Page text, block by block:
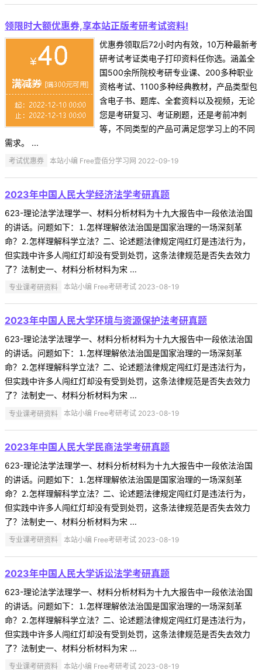
领限时大额优惠券,享本站正版考研考试资料!
优惠券领取后72小时内有效，10万种最新考
研考试考证类电子打印资料任你选。涵盖全
国500余所院校考研专业课、200多种职业
资格考试、1100多种经典教材，产品类型包
含电子书、题库、全套资料以及视频，无论
您是考研复习、考证刷题，还是考前冲刺
等，不同类型的产品可满足您学习上的不同
需求。 ...
考试优惠券 本站小编 Free壹佰分学习网 2022-09-19
2023年中国人民大学经济法学考研真题
623-理论法学法理学一、材料分析材料为十九大报告中一段依法治国
的讲话。问题如下：⒈怎样理解依法治国是国家治理的一场深刻革
命？⒉怎样理解科学立法？二、论述题法律规定闯红灯是违法行为，
但实践中许多人闯红灯却没有受到处罚，这条法律规范是否失去效力
了？法制史一、材料分析材料为宋 ...
专业课考研资料 本站小编 Free考研考试 2023-08-19
2023年中国人民大学环境与资源保护法考研真题
623-理论法学法理学一、材料分析材料为十九大报告中一段依法治国
的讲话。问题如下：⒈怎样理解依法治国是国家治理的一场深刻革
命？⒉怎样理解科学立法？二、论述题法律规定闯红灯是违法行为，
但实践中许多人闯红灯却没有受到处罚，这条法律规范是否失去效力
了？法制史一、材料分析材料为宋 ...
专业课考研资料 本站小编 Free考研考试 2023-08-19
2023年中国人民大学民商法学考研真题
623-理论法学法理学一、材料分析材料为十九大报告中一段依法治国
的讲话。问题如下：⒈怎样理解依法治国是国家治理的一场深刻革
命？⒉怎样理解科学立法？二、论述题法律规定闯红灯是违法行为，
但实践中许多人闯红灯却没有受到处罚，这条法律规范是否失去效力
了？法制史一、材料分析材料为宋 ...
专业课考研资料 本站小编 Free考研考试 2023-08-19
2023年中国人民大学诉讼法学考研真题
623-理论法学法理学一、材料分析材料为十九大报告中一段依法治国
的讲话。问题如下：⒈怎样理解依法治国是国家治理的一场深刻革
命？⒉怎样理解科学立法？二、论述题法律规定闯红灯是违法行为，
但实践中许多人闯红灯却没有受到处罚，这条法律规范是否失去效力
了？法制史一、材料分析材料为宋 ...
专业课考研资料 本站小编 Free考研考试 2023-08-19